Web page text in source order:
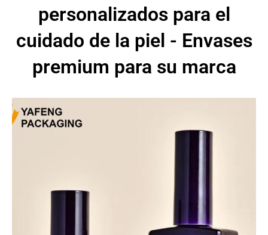
personalizados para el
cuidado de la piel - Envases
premium para su marca